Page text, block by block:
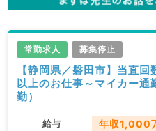
常勤求人 募集停止
【静岡県／磐田市】当直
以上のお仕事～マイカー
勤）
給与 年収1,000